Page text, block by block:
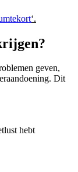
‘.
geven,
Dit
hebt